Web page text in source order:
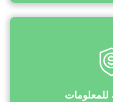
للمعلومات